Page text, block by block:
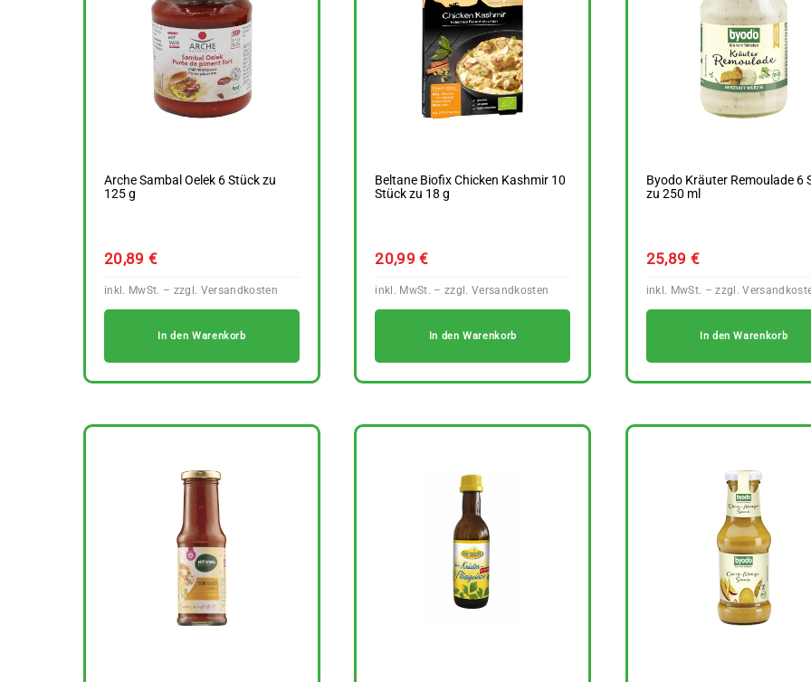
Arche Sambal Oelek 6 Stück zu
125 g
20,89€
In den Warenkorb
Beltane Biofix Chicken Kashmir 10
Stück zu 18 g
20,99€
In den Warenkorb
Byodo Kräuter Remoulade 6
zu 250 ml
25,89 €
In den Warenkorb